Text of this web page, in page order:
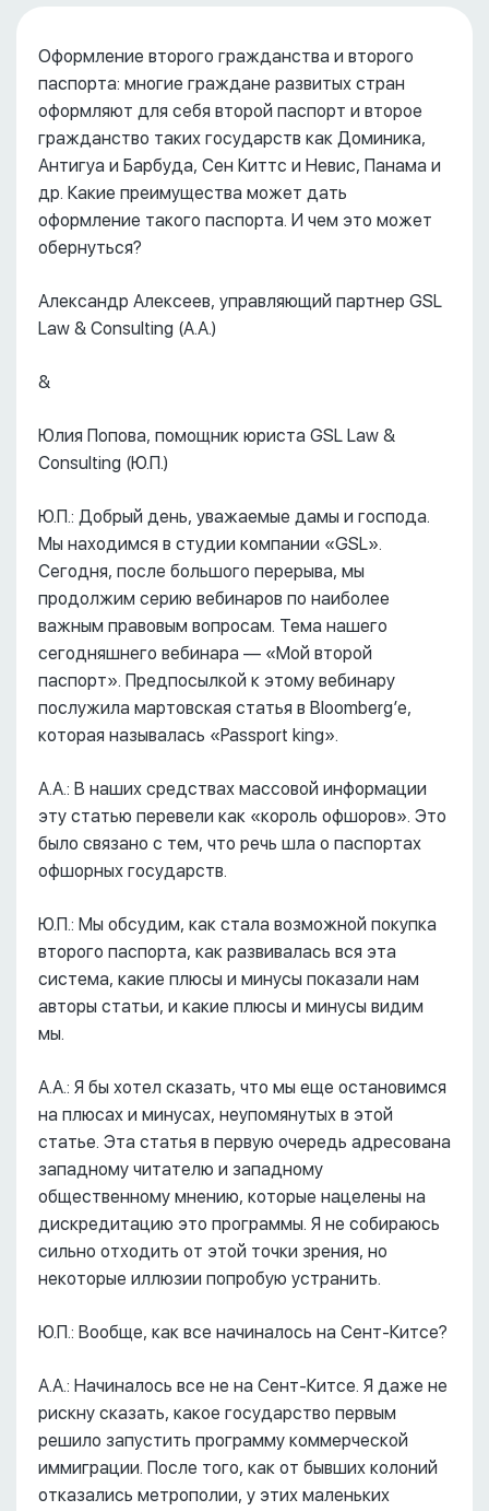
Оформление второго гражданства и второго
паспорта: многие граждане развитых стран
оформляют для себя второй паспорт и второе
гражданство таких государств как Доминика,
Антигуа и Барбуда, Сен Киттс и Невис, Панама и
др. Какие преимущества может дать
оформление такого паспорта. И чем это может
обернуться?
Александр Алексеев, управляющий партнер GSL
Law & Consulting (А.А.)
&
Юлия Попова, помощник юриста GSL Law &
Consulting (Ю.П.)
Ю.П.: Добрый день, уважаемые дамы и господа.
Мы находимся в студии компании «GSL».
Сегодня, после большого перерыва, мы
продолжим серию вебинаров по наиболее
важным правовым вопросам. Тема нашего
сегодняшнего вебинара –– «Мой второй
паспорт». Предпосылкой к этому вебинару
послужила мартовская статья в Bloomberg’е,
которая называлась «Passport king».
А.А.: В наших средствах массовой информации
эту статью перевели как «король офшоров». Это
было связано с тем, что речь шла о паспортах
офшорных государств.
Ю.П.: Мы обсудим, как стала возможной покупка
второго паспорта, как развивалась вся эта
система, какие плюсы и минусы показали нам
авторы статьи, и какие плюсы и минусы видим
мы.
А.А.: Я бы хотел сказать, что мы еще остановимся
на плюсах и минусах, неупомянутых в этой
статье. Эта статья в первую очередь адресована
западному читателю и западному
общественному мнению, которые нацелены на
дискредитацию это программы. Я не собираюсь
сильно отходить от этой точки зрения, но
некоторые иллюзии попробую устранить.
Ю.П.: Вообще, как все начиналось на Сент-Китсе?
А.А.: Начиналось все не на Сент-Китсе. Я даже не
рискну сказать, какое государство первым
решило запустить программу коммерческой
иммиграции. После того, как от бывших колоний
отказались метрополии, у этих маленьких